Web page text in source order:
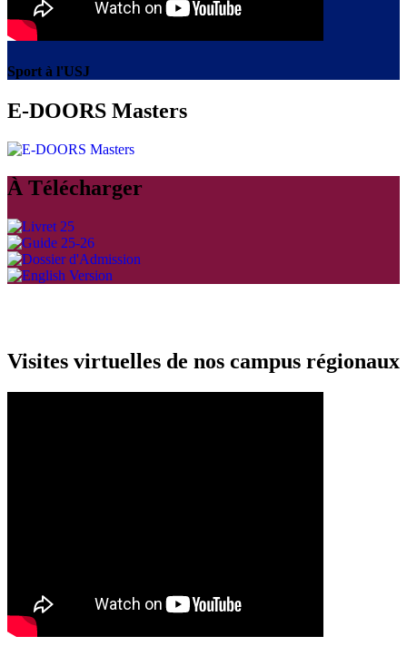
Sport à l'USJ
E-DOORS Masters
À Télécharger
Visites virtuelles de nos campus régionaux